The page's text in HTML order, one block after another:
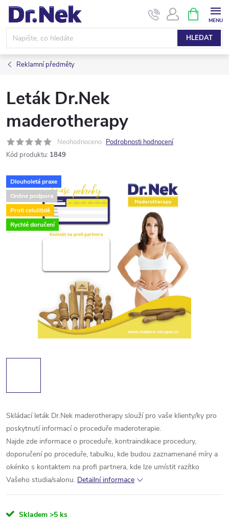
Přejít
obsah
HLEDAT
NÁKUPNÍ
KOŠÍK
Reklamní předměty
Leták Dr.Nek
maderotherapy
Neohodnoceno Podrobnosti hodnocení
Kód produktu: 1849
Dlouholetá praxe
Online podpora
Proti celulitidě
Rychlé doručení
Skládací leták Dr.Nek maderotherapy slouží pro vaše klienty/ky pro
poskytnutí informací o proceduře maderoterapie.
Najde zde informace o proceduře, kontraindikace procedury,
doporučení po proceduře, tabulku, kde budou zaznamenané míry a
okénko s kontaktem na profi partnera, kde lze umístit razítko
Vašeho studia/salonu. Detailní informace
Skladem >5 ks